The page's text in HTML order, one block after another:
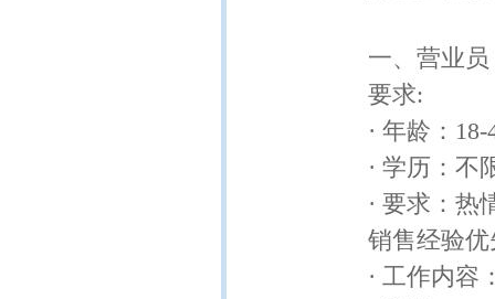
一、营业
要求:
· 年龄：
· 学历：不
· 要求：热
销售经验
· 工作内容